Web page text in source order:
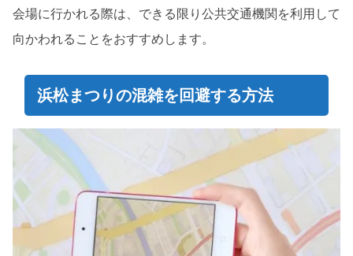
会場に行かれる際は、できる限り公共交通機関を利用して
向かわれることをおすすめします。
浜松まつりの混雑を回避する方法